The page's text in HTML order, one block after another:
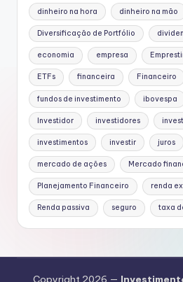
dinheiro na hora dinheiro na mão
Diversificação de Portfólio
economia empresa
ETFs financeira Financeiro
fundos de investimento ibovespa
Investidor investidores
investimentos investir juros
mercado de ações Mercado
Planejamento Financeiro renda
Renda passiva seguro taxa
Copyright 2026 —